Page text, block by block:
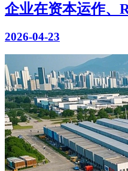
企业在资本运作、
2026-04-23